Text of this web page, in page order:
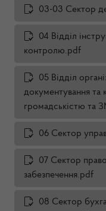
03-03 Сектор
04 Відділ
контролю.pdf
05 Відділ
документування та
громадськістю та
06 Сектор
07 Сектор
забезпечення.pdf
08 Сектор